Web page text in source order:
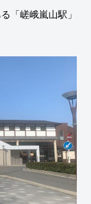
「嵯峨嵐山駅」